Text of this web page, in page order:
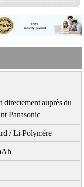
directement auprès du
Panasonic
/ Li-Polymère